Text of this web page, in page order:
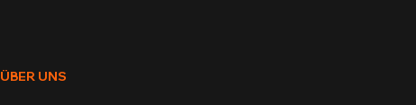
ÜBER UNS